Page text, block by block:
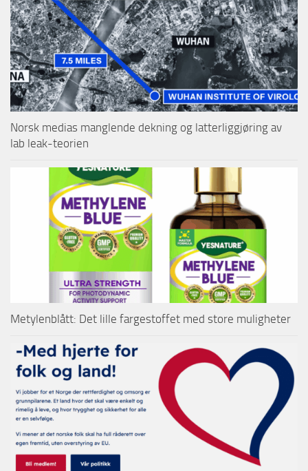
Norsk medias manglende dekning og latterliggjøring av
lab leak-teorien
Metylenblått: Det lille fargestoffet med store muligheter